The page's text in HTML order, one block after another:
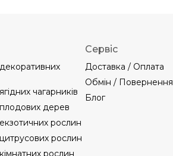
чагарників
дерев
рослин
рослин
рослин
Сервіс
Доставка / Оплата
Обмін / Повернення
Блог